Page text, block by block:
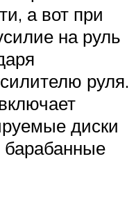
а вот при
на руль
руля.
диски